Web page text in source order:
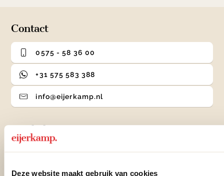
Deze website maakt gebruik van cookies
Contact
0575 - 58 36 00
+31 575 583 388
info@eijerkamp.nl
Winkels